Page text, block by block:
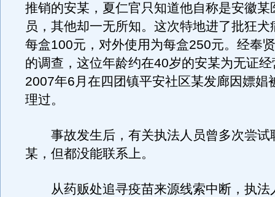
推销的安某，夏仁官只知道他自称是安徽某
员，其他却一无所知。这次特地进了批狂犬
每盒100元，对外使用为每盒250元。经奉
的调查，这位年龄约在40岁的安某为无证
2007年6月在四团镇平安社区某发廊因嫖娼
理过。
事故发生后，有关执法人员曾多次尝试
某，但都没能联系上。
从药贩处追寻疫苗来源线索中断，执法